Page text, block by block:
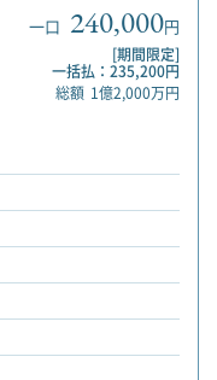
一口 240,000円
[期間限定]
一括払：235,200円
総額 1億2,000万円